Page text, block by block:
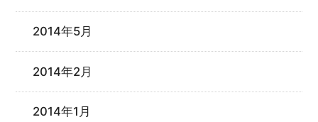
2014年5月
2014年2月
2014年1月